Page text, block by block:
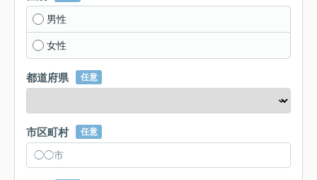
男性
女性
都道府県 任意
市区町村 任意